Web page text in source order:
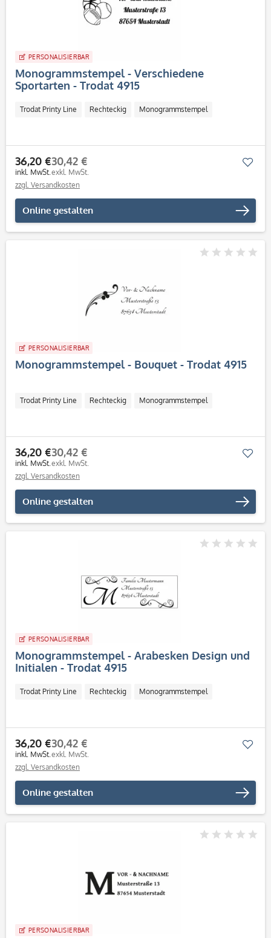
PERSONALISIERBAR
Monogrammstempel - Verschiedene
Sportarten - Trodat 4915
Trodat Printy Line Rechteckig Monogrammstempel
36,20 €
inkl. MwSt.
30,42 €
exkl. MwSt.
zzgl. Versandkosten
Online gestalten
PERSONALISIERBAR
Monogrammstempel - Bouquet - Trodat 4915
Trodat Printy Line Rechteckig Monogrammstempel
36,20 €
inkl. MwSt.
30,42 €
exkl. MwSt.
zzgl. Versandkosten
Online gestalten
PERSONALISIERBAR
Monogrammstempel - Arabesken Design und
Initialen - Trodat 4915
Trodat Printy Line Rechteckig Monogrammstempel
36,20 €
inkl. MwSt.
30,42 €
exkl. MwSt.
zzgl. Versandkosten
Online gestalten
PERSONALISIERBAR